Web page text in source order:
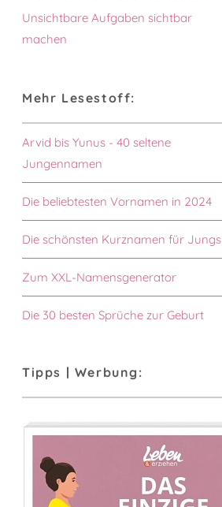
Unsichtbare Aufgaben sichtbar
machen
Mehr Lesestoff:
Arvid bis Yunus - 40 seltene
Jungennamen
Die beliebtesten Vornamen in 2024
Die schönsten Kurznamen für Jungs
Zum XXL-Namensgenerator
Die 30 besten Sprüche zur Geburt
Tipps | Werbung: